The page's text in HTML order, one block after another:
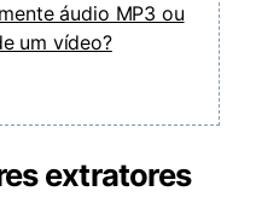
áudio MP3 ou
um vídeo?
extratores